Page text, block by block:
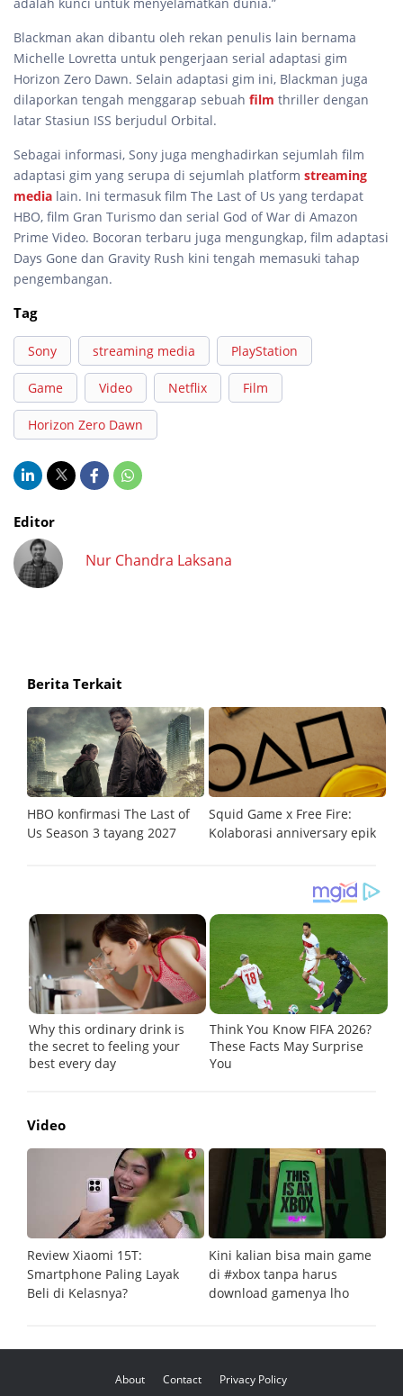
Blackman akan dibantu oleh rekan penulis lain bernama
Michelle Lovretta untuk pengerjaan serial adaptasi gim
Horizon Zero Dawn. Selain adaptasi gim ini, Blackman juga
dilaporkan tengah menggarap sebuah film thriller dengan
latar Stasiun ISS berjudul Orbital.
Sebagai informasi, Sony juga menghadirkan sejumlah film
adaptasi gim yang serupa di sejumlah platform streaming
media lain. Ini termasuk film The Last of Us yang terdapat
HBO, film Gran Turismo dan serial God of War di Amazon
Prime Video. Bocoran terbaru juga mengungkap, film adaptasi
Days Gone dan Gravity Rush kini tengah memasuki tahap
pengembangan.
Tag
Sony streaming media PlayStation
Game Video Netflix Film
Horizon Zero Dawn
Editor
Nur Chandra Laksana
Berita Terkait
HBO konfirmasi The Last of
Us Season 3 tayang 2027
Squid Game x Free Fire:
Kolaborasi anniversary epik
Video
Review Xiaomi 15T:
Smartphone Paling Layak
Beli di Kelasnya?
Kini kalian bisa main game
di #xbox tanpa harus
download gamenya lho
About Contact Privacy Policy